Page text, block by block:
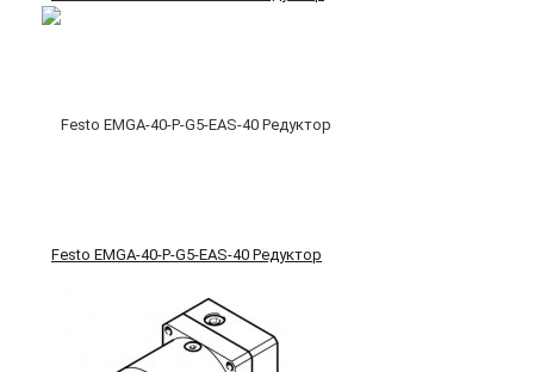
Festo EMGA-40-P-G5-EAS-40 Редуктор